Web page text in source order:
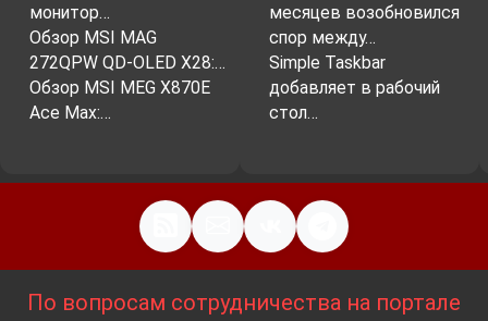
монитор…
Обзор MSI MAG
272QPW QD-OLED X28:…
Обзор MSI MEG X870E
Ace Max:…
месяцев возобновился
спор между…
Simple Taskbar
добавляет в рабочий
стол…
По вопросам сотрудничества на портале